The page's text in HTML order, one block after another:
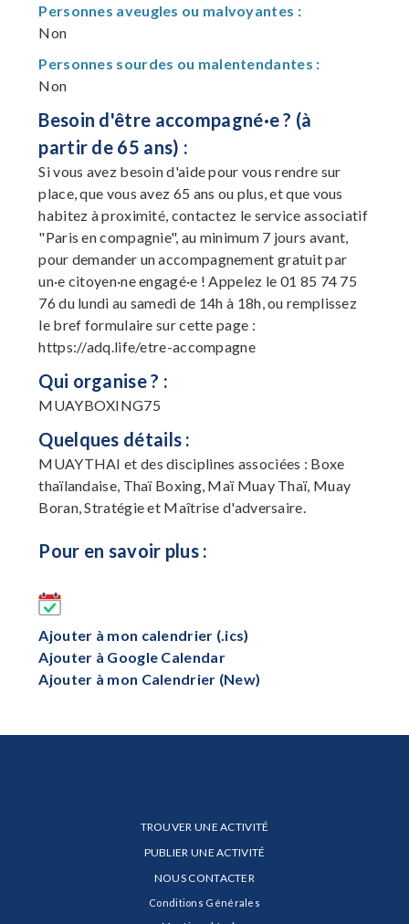
Personnes aveugles ou malvoyantes :
Non
Personnes sourdes ou malentendantes :
Non
Besoin d'être accompagné·e ? (à
partir de 65 ans) :
Si vous avez besoin d'aide pour vous rendre sur
place, que vous avez 65 ans ou plus, et que vous
habitez à proximité, contactez le service associatif
"Paris en compagnie", au minimum 7 jours avant,
pour demander un accompagnement gratuit par
un·e citoyen·ne engagé·e ! Appelez le 01 85 74 75
76 du lundi au samedi de 14h à 18h, ou remplissez
le bref formulaire sur cette page :
https://adq.life/etre-accompagne
Qui organise ? :
MUAYBOXING75
Quelques détails :
MUAYTHAI et des disciplines associées : Boxe
thaïlandaise, Thaï Boxing, Maï Muay Thaï, Muay
Boran, Stratégie et Maîtrise d'adversaire.
Pour en savoir plus :
Ajouter à mon calendrier (.ics)
Ajouter à Google Calendar
Ajouter à mon Calendrier (New)
TROUVER UNE ACTIVITÉ
PUBLIER UNE ACTIVITÉ
NOUS CONTACTER
Conditions Générales